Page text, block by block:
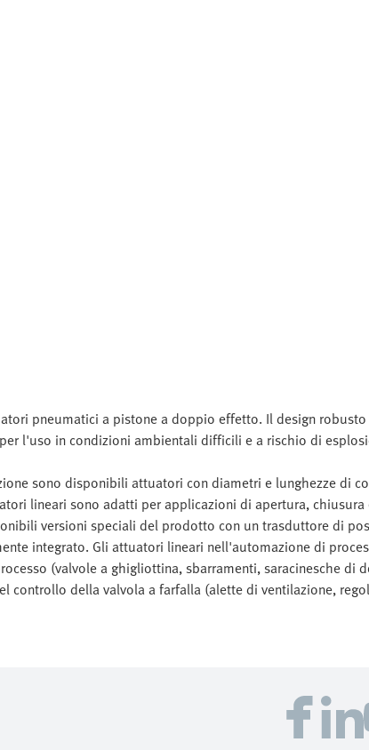
pneumatici a pistone a doppio effetto. Il design
l'uso in condizioni ambientali difficili e a rischio di
sono disponibili attuatori con diametri e lunghezze di
lineari sono adatti per applicazioni di apertura,
versioni speciali del prodotto con un trasduttore di
integrato. Gli attuatori lineari nell'automazione di
(valvole a ghigliottina, sbarramenti, saracinesche di
controllo della valvola a farfalla (alette di ventilazione,